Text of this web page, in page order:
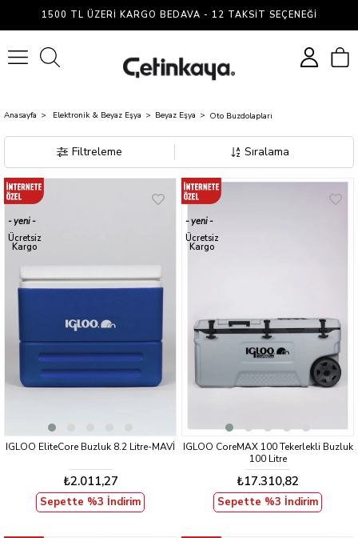
1500 TL ÜZERI KARGO BEDAVA - 12 TAKSIT SEÇENEĞI
Anasayfa Elektronik & Beyaz Eşya Beyaz Eşya Oto Buzdolapları
Filtreleme Sıralama
IGLOO EliteCore Buzluk 8.2 Litre-MAVİ
₺2.011,27
Sepette %3 İndirim
yeni
ürün
Ücretsiz
Kargo
IGLOO CoreMAX 100 Tekerlekli Buzluk
100 Litre
₺17.310,82
Sepette %3 İndirim
yeni
ürün
Ücretsiz
Kargo
Buzdolapları